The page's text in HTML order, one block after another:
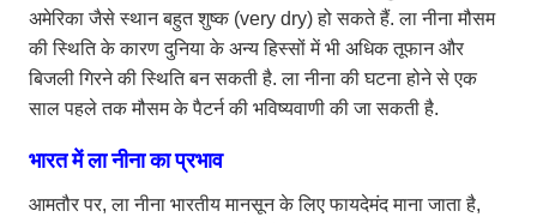
अमेरिका जैसे स्थान बहुत शुष्क (very dry) हो सकते हैं. ला नीना मौसम
की स्थिति के कारण दुनिया के अन्य हिस्सों में भी अधिक तूफान और
बिजली गिरने की स्थिति बन सकती है. ला नीना की घटना होने से एक
साल पहले तक मौसम के पैटर्न की भविष्यवाणी की जा सकती है.
भारत में ला नीना का प्रभाव
आमतौर पर, ला नीना भारतीय मानसून के लिए फायदेमंद माना जाता है,